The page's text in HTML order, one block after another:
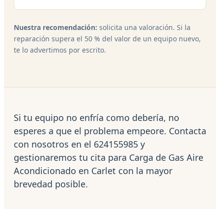
Nuestra recomendación: solicita una valoración. Si la
reparación supera el 50 % del valor de un equipo nuevo,
te lo advertimos por escrito.
Si tu equipo no enfría como debería, no
esperes a que el problema empeore. Contacta
con nosotros en el 624155985 y
gestionaremos tu cita para Carga de Gas Aire
Acondicionado en Carlet con la mayor
brevedad posible.